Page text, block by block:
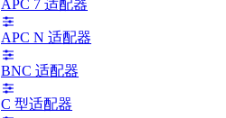
APC 7 适配器
APC N 适配器
BNC 适配器
C 型适配器